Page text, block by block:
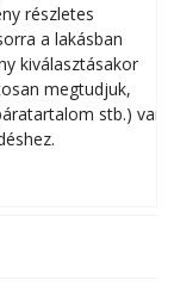
részletes
a lakásban
kiválasztásakor
megtudjuk,
stb.) van